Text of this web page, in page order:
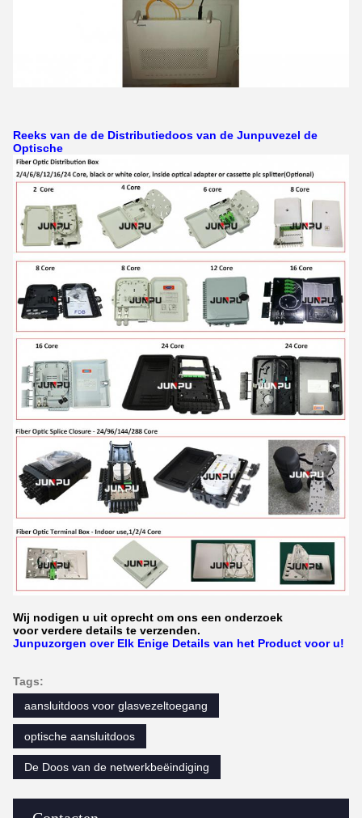
Reeks van de de Distributiedoos van de Junpuvezel de
Optische
Wij nodigen u uit oprecht om ons een onderzoek
voor verdere details te verzenden.
Junpuzorgen over Elk Enige Details van het Product voor u!
Tags:
aansluitdoos voor glasvezeltoegang
optische aansluitdoos
De Doos van de netwerkbeëindiging